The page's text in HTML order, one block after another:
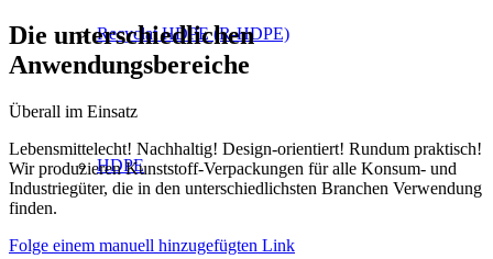
Recyclat HDPE (R-HDPE)
HDPE
Die unterschiedlichen
Anwendungsbereiche
Überall im Einsatz
Lebensmittelecht! Nachhaltig! Design-orientiert! Rundum praktisch!
Wir produzieren Kunststoff-Verpackungen für alle Konsum- und
Industriegüter, die in den unterschiedlichsten Branchen Verwendung
finden.
Folge einem manuell hinzugefügten Link